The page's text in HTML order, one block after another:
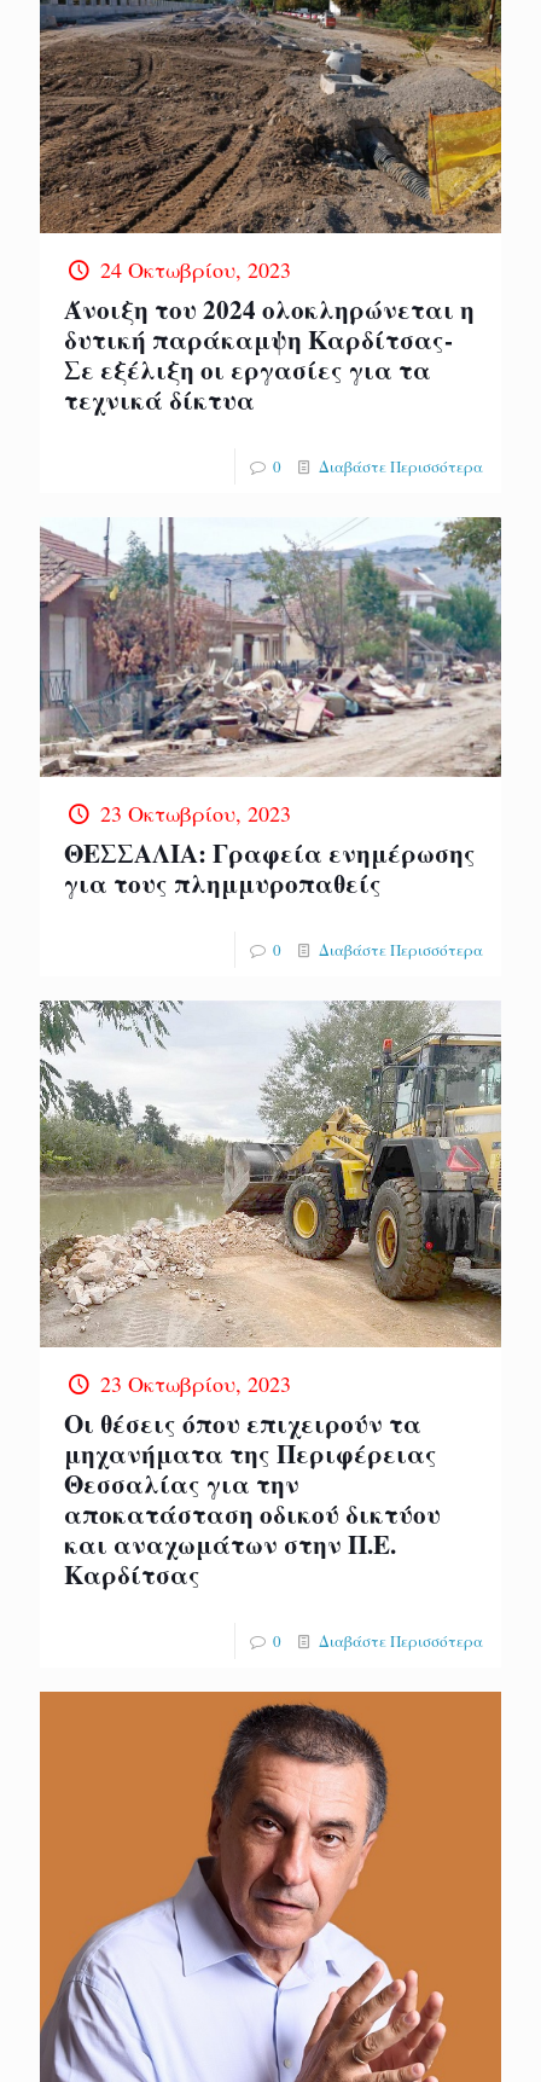
24 Οκτωβρίου, 2023
Άνοιξη του 2024 ολοκληρώνεται η
δυτική παράκαμψη Καρδίτσας-
Σε εξέλιξη οι εργασίες για τα
τεχνικά δίκτυα
0 Διαβάστε Περισσότερα
23 Οκτωβρίου, 2023
ΘΕΣΣΑΛΙΑ: Γραφεία ενημέρωσης
για τους πλημμυροπαθείς
0 Διαβάστε Περισσότερα
23 Οκτωβρίου, 2023
Οι θέσεις όπου επιχειρούν τα
μηχανήματα της Περιφέρειας
Θεσσαλίας για την
αποκατάσταση οδικού δικτύου
και αναχωμάτων στην Π.Ε.
Καρδίτσας
0 Διαβάστε Περισσότερα